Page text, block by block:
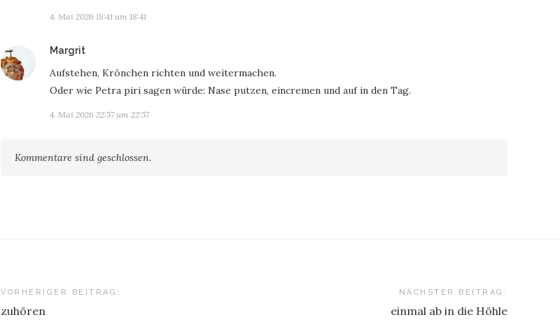
4. Mai 2026 18:41 um 18:41
Margrit
Aufstehen, Krönchen richten und weitermachen.
Oder wie Petra piri sagen würde: Nase putzen, eincremen und auf in den Tag.
4. Mai 2026 22:57 um 22:57
Kommentare sind geschlossen.
Beitragsnavigation
VORHERIGER BEITRAG:
zuhören
NÄCHSTER BEITRAG:
einmal ab in die Höhle